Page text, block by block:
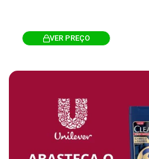
VER PREÇO